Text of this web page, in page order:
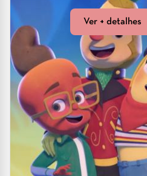
Ver + detalhes